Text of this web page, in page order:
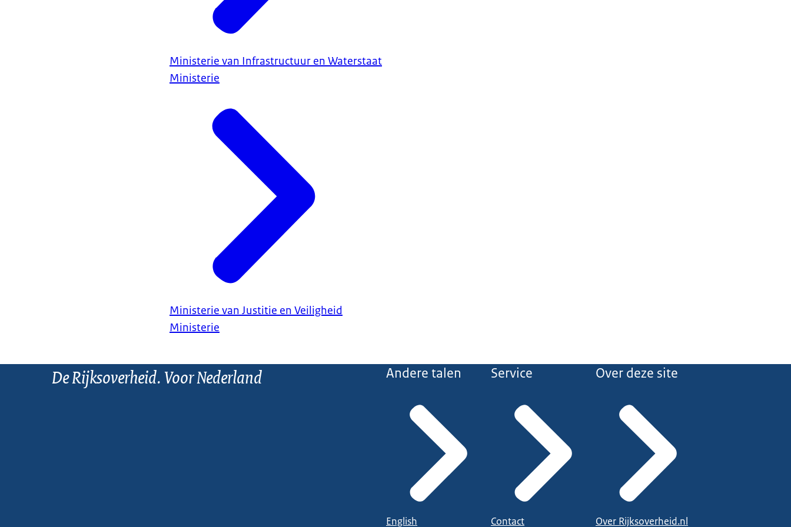
Ministerie van Infrastructuur en Waterstaat
Ministerie
Ministerie van Justitie en Veiligheid
Ministerie
De Rijksoverheid. Voor Nederland Andere talen
English
Service
Contact
Over deze site
Over Rijksoverheid.nl